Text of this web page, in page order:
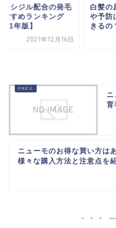
キシジル配合の発毛
すすめランキング
年版】
2021年12月16日
白髪の
や予防
きるの
育
ニューモのお得な買い方は
様々な購入方法と注意点を